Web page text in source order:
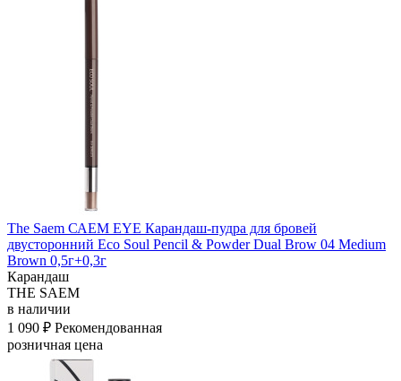
The Saem САЕМ EYE Карандаш-пудра для бровей
двусторонний Eco Soul Pencil & Powder Dual Brow 04 Medium
Brown 0,5г+0,3г
Карандаш
THE SAEM
в наличии
1 090 ₽ Рекомендованная
розничная цена